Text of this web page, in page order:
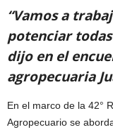
“Vamos a
potenciar
dijo en el
agropecuaria
En el marco de la 42°
Agropecuario se